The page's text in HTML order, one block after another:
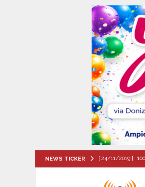
NEWS TICKER [ 24/11/2019 ]